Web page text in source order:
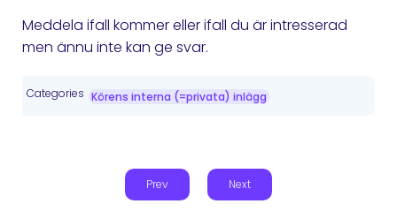
Meddela ifall kommer eller ifall du är intresserad
men ännu inte kan ge svar.
Categories Körens interna (=privata) inlägg
Prev Next